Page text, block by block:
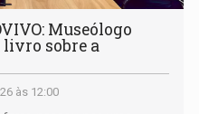
Museólogo
sobre a
às 12:00